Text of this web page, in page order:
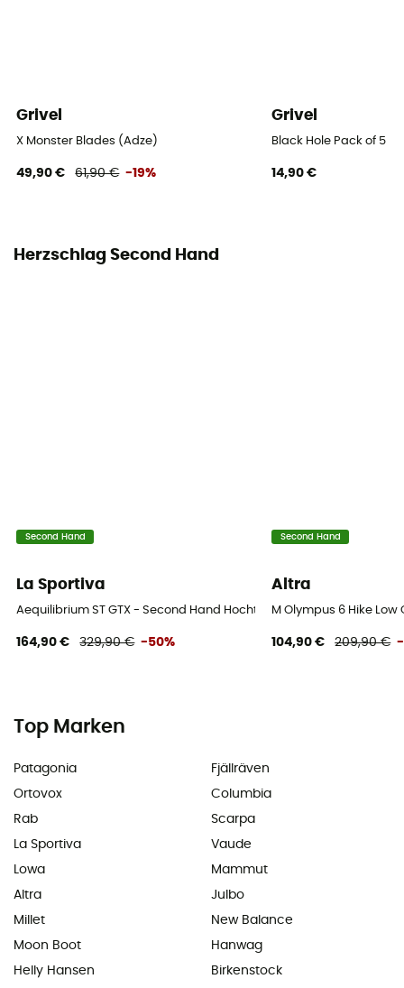
Grivel
X Monster Blades (Adze)
49,90 € 61,90 € -19%
Grivel
Black Hole Pack of 5
14,90 €
Herzschlag Second Hand
Second Hand
La Sportiva
Aequilibrium ST GTX - Second Hand Hochtourenschuhe - Herren -
164,90 € 329,90 € -50%
Second Hand
Altra
M Olympus 6 Hike
104,90 € 209,90 € -
Top Marken
Patagonia
Ortovox
Rab
La Sportiva
Lowa
Altra
Millet
Moon Boot
Helly Hansen
Fjällräven
Columbia
Scarpa
Vaude
Mammut
Julbo
New Balance
Hanwag
Birkenstock